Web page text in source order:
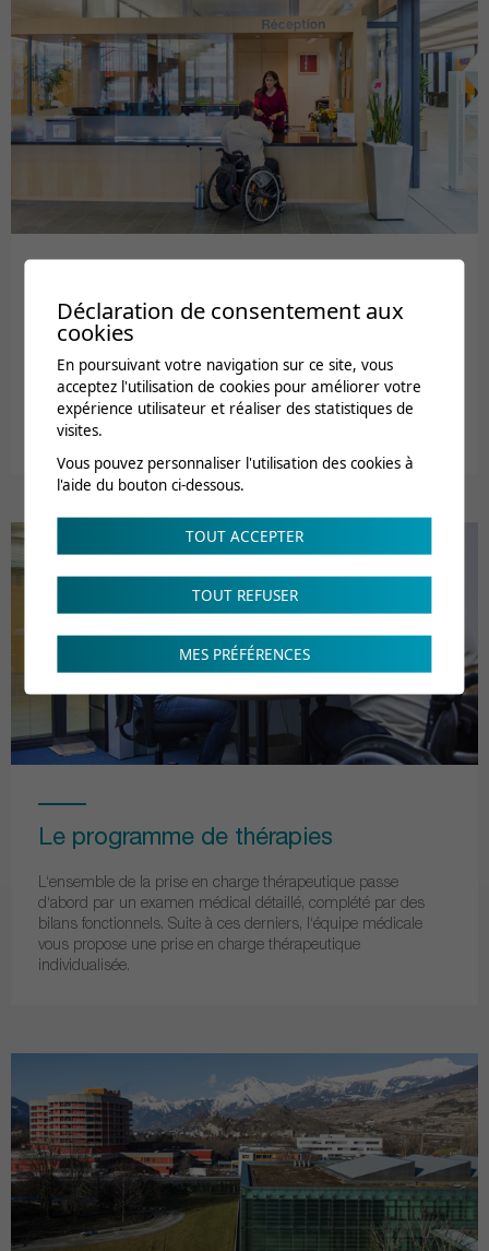
L’entrée
votre entrée de séjour à la clinique : effets personnels à
apporter et informations clés. Lors de votre premier jour,
présentez-vous à la réception de la clinique pour vous
annoncer selon les informations reçues dans votre...
Le programme de thérapies
L‘ensemble de la prise en charge thérapeutique passe
d‘abord par un examen médical détaillé, complété par des
bilans fonctionnels. Suite à ces derniers, l‘équipe médicale
vous propose une prise en charge thérapeutique
individualisée.
Déclaration de consentement aux
cookies
En poursuivant votre navigation sur ce site, vous
acceptez l'utilisation de cookies pour améliorer votre
expérience utilisateur et réaliser des statistiques de
visites.
Vous pouvez personnaliser l'utilisation des cookies à
l'aide du bouton ci-dessous.
TOUT ACCEPTER
TOUT REFUSER
MES PRÉFÉRENCES